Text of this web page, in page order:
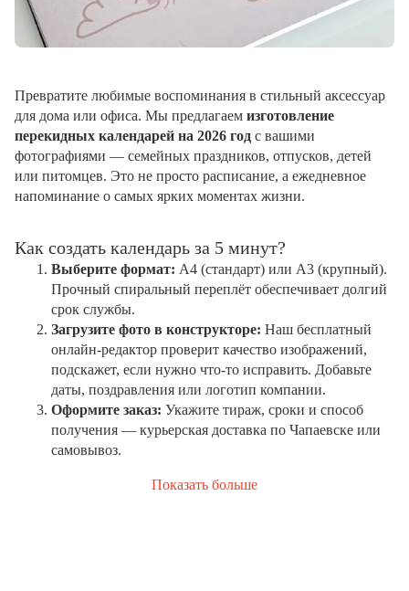
Превратите любимые воспоминания в стильный аксессуар
для дома или офиса. Мы предлагаем изготовление
перекидных календарей на 2026 год с вашими
фотографиями — семейных праздников, отпусков, детей
или питомцев. Это не просто расписание, а ежедневное
напоминание о самых ярких моментах жизни.
Как создать календарь за 5 минут?
Выберите формат: А4 (стандарт) или А3 (крупный).
Прочный спиральный переплёт обеспечивает долгий
срок службы.
Загрузите фото в конструкторе: Наш бесплатный
онлайн-редактор проверит качество изображений,
подскажет, если нужно что-то исправить. Добавьте
даты, поздравления или логотип компании.
Оформите заказ: Укажите тираж, сроки и способ
получения — курьерская доставка по Чапаевске или
самовывоз.
Показать больше